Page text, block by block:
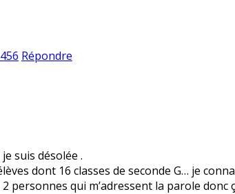
Répondre
suis désolée .
dont 16 classes de seconde G… je
personnes qui m’adressent la parole donc